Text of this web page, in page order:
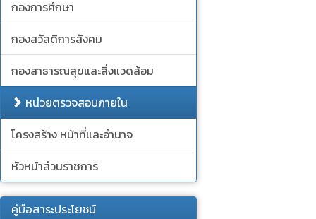
กองการศึกษา
กองสวัสดิการสังคม
กองสาธารณสุขและสิ่งแวดล้อม
หน่วยตรวจสอบภายใน
โครงสร้าง หน้าที่และอำนาจ
หัวหน้าส่วนราชการ
คู่มือสาระประโยชน์